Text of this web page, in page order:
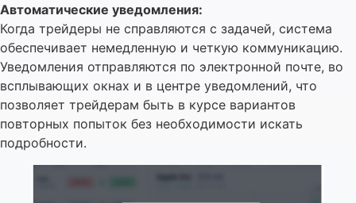
Автоматические уведомления:
Когда трейдеры не справляются с задачей, система
обеспечивает немедленную и четкую коммуникацию.
Уведомления отправляются по электронной почте, во
всплывающих окнах и в центре уведомлений, что
позволяет трейдерам быть в курсе вариантов
повторных попыток без необходимости искать
подробности.